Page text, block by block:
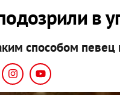
в
способом